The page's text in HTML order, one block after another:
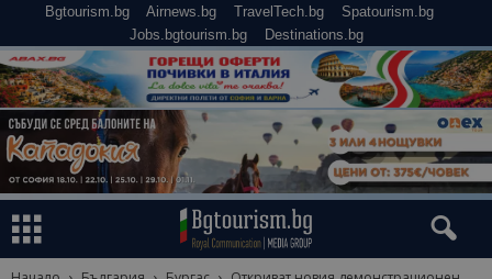
Bgtourism.bg Airnews.bg TravelTech.bg
Spatourism.bg
Jobs.bgtourism.bg
Destinations.bg